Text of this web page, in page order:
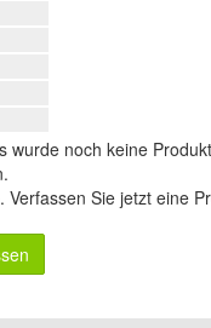
wurde noch keine
Verfassen Sie jetzt eine